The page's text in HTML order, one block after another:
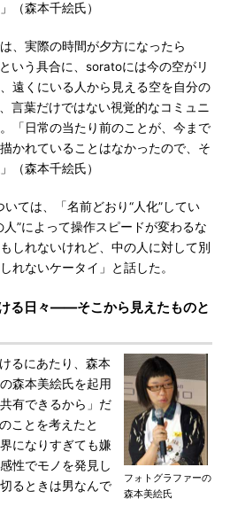
（森本千絵氏）
、実際の時間が夕方になったら
いう具合に、soratoには今の空がリ
遠くにいる人から見える空を自分の
言葉だけではない視覚的なコミュニ
「日常の当たり前のことが、今まで
かれていることはなかったので、そ
（森本千絵氏）
ては、「名前どおり“人化”してい
”によって操作スピードが変わるな
しれないけれど、中の人に対して別
れないケータイ」と話した。
る日々――そこから見えたものと
フォトグラファーの
森本美絵氏
るにあたり、森本
森本美絵氏を起用
有できるから」だ
ことを考えたと
になりすぎても嫌
性でモノを発見し
るときは男なんで